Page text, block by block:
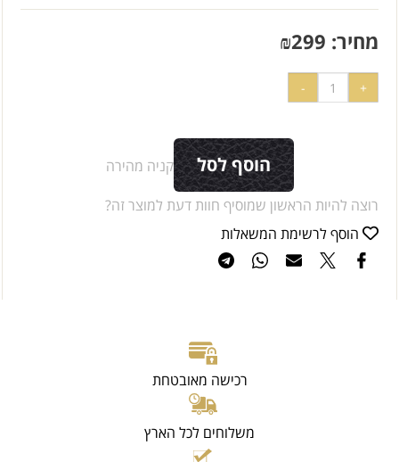
מחיר: ₪299
הוסף לסל
קניה מהירה
רוצה להיות הראשון שמוסיף חוות דעת למוצר זה?
הוסף לרשימת המשאלות
רכישה מאובטחת
משלוחים לכל הארץ